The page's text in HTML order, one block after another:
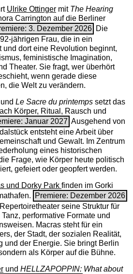
Ulrike Ottingermit The ­Hearing
Carrington auf die Berliner
3. Dezember 2026 Die
jährigen Frau, die in ein
und dort eine Revolution beginnt,
feministische Imagination,
Theater. Sie fragt, wer überhört
wenn gerade diese
die Welt zu verändern.
Le Sacre du printempssetzt das
Körper, Ritual, Rausch und
Januar 2027 Ausgehend von
entsteht eine Arbeit über
und Gewalt. Im Zentrum
eines historischen
Frage, wie Körper heute politisch
gefeiert oder geopfert werden.
und Dorky Park finden im Gorki
Premiere: Dezember 2026
seine Struktur für
performative Formate und
Macras steht für ein
der Stadt, der sozialen Realität,
und der Energie. Sie bringt Berlin
als Körper auf die Bühne.
und HELLZAPOPPIN: What about